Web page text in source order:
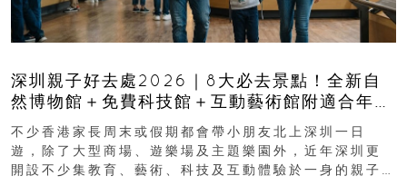
深圳親子好去處2026｜8大必去景點！全新自
然博物館＋免費科技館＋互動藝術館附適合年
齡、交通、門票、開放時間
不少香港家長周末或假期都會帶小朋友北上深圳一日
遊，除了大型商場、遊樂場及主題樂園外，近年深圳更
開設不少集教育、藝術、科技及互動體驗於一身的親子